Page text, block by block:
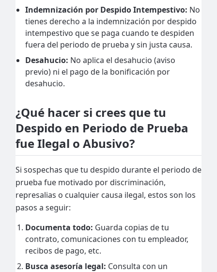
Indemnización por Despido Intempestivo: No
tienes derecho a la indemnización por despido
intempestivo que se paga cuando te despiden
fuera del periodo de prueba y sin justa causa.
Desahucio: No aplica el desahucio (aviso
previo) ni el pago de la bonificación por
desahucio.
¿Qué hacer si crees que tu
Despido en Periodo de Prueba
fue Ilegal o Abusivo?
Si sospechas que tu despido durante el periodo de
prueba fue motivado por discriminación,
represalias o cualquier causa ilegal, estos son los
pasos a seguir:
Documenta todo: Guarda copias de tu
contrato, comunicaciones con tu empleador,
recibos de pago, etc.
Busca asesoría legal: Consulta con un